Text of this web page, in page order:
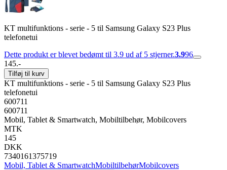
KT multifunktions - serie - 5 til Samsung Galaxy S23 Plus
telefonetui
Dette produkt er blevet bedømt til 3.9 ud af 5 stjerner.3.996
145.-
Tilføj til kurv
KT multifunktions - serie - 5 til Samsung Galaxy S23 Plus
telefonetui
600711
600711
Mobil, Tablet & Smartwatch, Mobiltilbehør, Mobilcovers
MTK
145
DKK
7340161375719
Mobil, Tablet & SmartwatchMobiltilbehørMobilcovers